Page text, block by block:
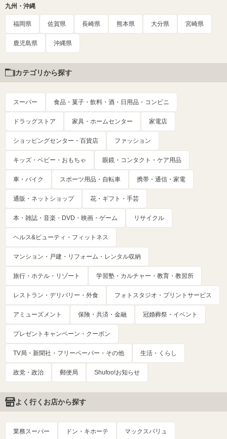
九州・沖縄
福岡県 佐賀県 長崎県 熊本県 大分県 宮崎県
鹿児島県 沖縄県
カテゴリから探す
スーパー 食品・菓子・飲料・酒・日用品・コンビニ
ドラッグストア 家具・ホームセンター 家電店
ショッピングセンター・百貨店 ファッション
キッズ・ベビー・おもちゃ 眼鏡・コンタクト・ケア用品
車・バイク スポーツ用品・自転車 携帯・通信・家電
通販・ネットショップ 花・ギフト・手芸
本・雑誌・音楽・DVD・映画・ゲーム リサイクル
ヘルス&ビューティ・フィットネス
マンション・戸建・リフォーム・レンタル収納
旅行・ホテル・リゾート 学習塾・カルチャー・教育・教習所
レストラン・デリバリー・外食 フォトスタジオ・プリントサービス
アミューズメント 保険・共済・金融 冠婚葬祭・イベント
プレゼントキャンペーン・クーポン
TV局・新聞社・フリーペーパー・その他 生活・くらし
政党・政治 郵便局 Shufoo!お知らせ
よく行くお店から探す
業務スーパー ドン・キホーテ マックスバリュ